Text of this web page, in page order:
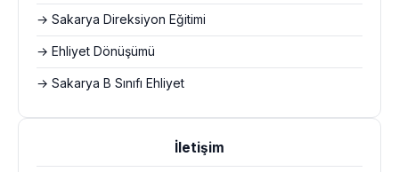
→ Sakarya Direksiyon Eğitimi
→ Ehliyet Dönüşümü
→ Sakarya B Sınıfı Ehliyet
İletişim